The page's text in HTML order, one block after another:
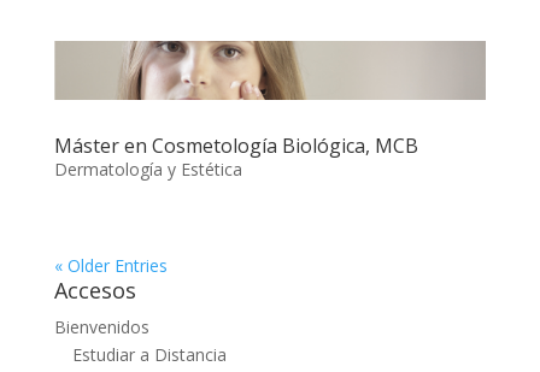
Máster en Cosmetología Biológica, MCB
Dermatología y Estética
« Older Entries
Accesos
Bienvenidos
Estudiar a Distancia